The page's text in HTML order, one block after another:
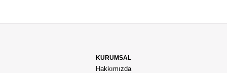
KURUMSAL
Hakkımızda